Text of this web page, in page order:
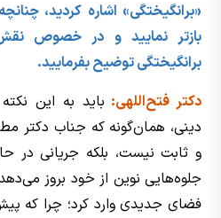
«برانگیختگی» اشاره کردید،
بازتر نمایید و در خصوص
برانگیختگی توضیح بفرمایید.
دکتر فتح‌اللهی: باید به این
دینی، همان‌گونه که جناب دکتر
و ثابت نیست، بلکه جریانی در
جلوه‌هایی نوین از خود بروز
فضای جدیدی وارد کرد؛ چرا که